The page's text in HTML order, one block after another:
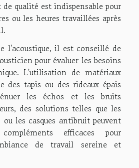
qualité est indispensable pour
ou les heures travaillées après
l'acoustique, il est conseillé de
pour évaluer les besoins
L'utilisation de matériaux
des tapis ou des rideaux épais
les échos et les bruits
des solutions telles que les
ou les casques antibruit peuvent
efficaces pour
de travail sereine et